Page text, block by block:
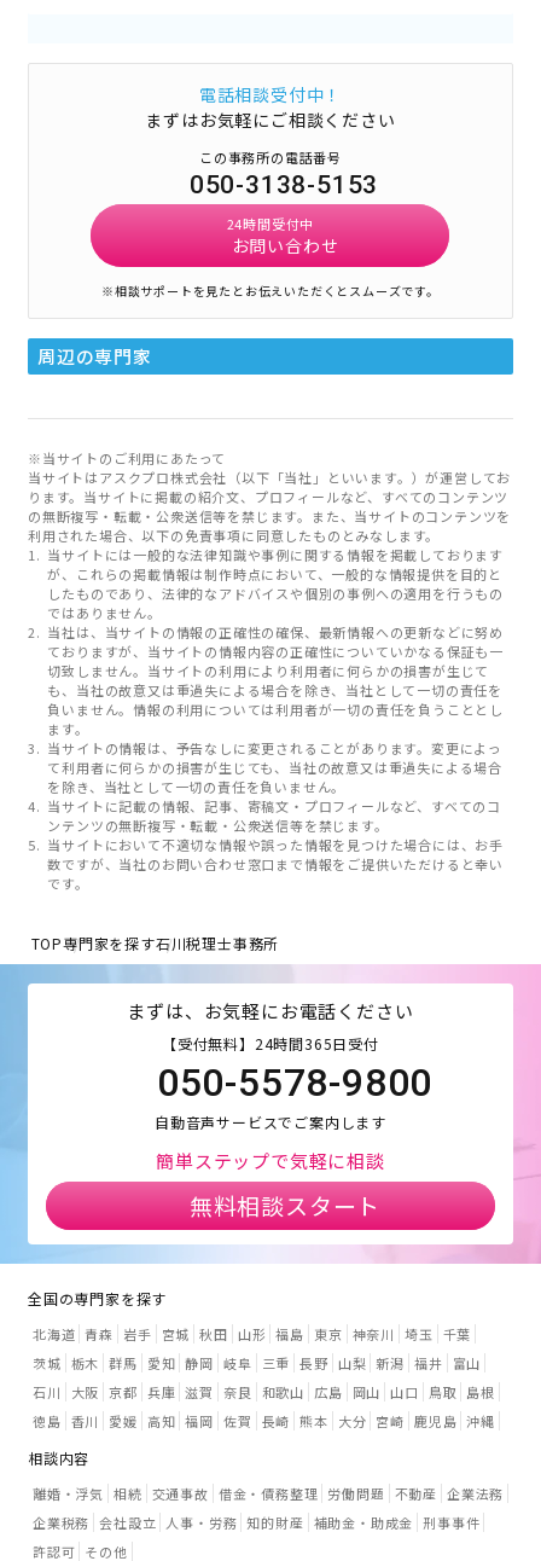
電話相談受付中！
まずはお気軽にご相談ください
この事務所の電話番号
050-3138-5153
24時間受付中
お問い合わせ
※相談サポートを見たとお伝えいただくとスムーズです。
周辺の専門家
※当サイトのご利用にあたって
当サイトはアスクプロ株式会社（以下「当社」といいます。）が運営してお
ります。当サイトに掲載の紹介文、プロフィールなど、すべてのコンテンツ
の無断複写・転載・公衆送信等を禁じます。また、当サイトのコンテンツを
利用された場合、以下の免責事項に同意したものとみなします。
当サイトには一般的な法律知識や事例に関する情報を掲載しております
が、これらの掲載情報は制作時点において、一般的な情報提供を目的と
したものであり、法律的なアドバイスや個別の事例への適用を行うもの
ではありません。
当社は、当サイトの情報の正確性の確保、最新情報への更新などに努め
ておりますが、当サイトの情報内容の正確性についていかなる保証も一
切致しません。当サイトの利用により利用者に何らかの損害が生じて
も、当社の故意又は重過失による場合を除き、当社として一切の責任を
負いません。情報の利用については利用者が一切の責任を負うこととし
ます。
当サイトの情報は、予告なしに変更されることがあります。変更によっ
て利用者に何らかの損害が生じても、当社の故意又は重過失による場合
を除き、当社として一切の責任を負いません。
当サイトに記載の情報、記事、寄稿文・プロフィールなど、すべてのコ
ンテンツの無断複写・転載・公衆送信等を禁じます。
当サイトにおいて不適切な情報や誤った情報を見つけた場合には、お手
数ですが、当社のお問い合わせ窓口まで情報をご提供いただけると幸い
です。
TOP専門家を探す石川税理士事務所
まずは、お気軽にお電話ください
【受付無料】24時間365日受付
050-5578-9800
自動音声サービスでご案内します
簡単ステップで気軽に相談
無料相談スタート
全国の専門家を探す
北海道 青森 岩手 宮城 秋田 山形 福島 東京 神奈川 埼玉
千葉
茨城 栃木 群馬 愛知 静岡 岐阜 三重 長野 山梨 新潟 福井
富山
石川
大阪 京都 兵庫 滋賀 奈良 和歌山 広島 岡山 山口 鳥取
島根
徳島 香川 愛媛 高知 福岡 佐賀 長崎 熊本 大分 宮崎 鹿児島 沖縄
相談内容
離婚・浮気 相続 交通事故 借金・債務整理 労働問題 不動産 企業法務
企業税務 会社設立 人事・労務 知的財産 補助金・助成金 刑事事件
許認可 その他